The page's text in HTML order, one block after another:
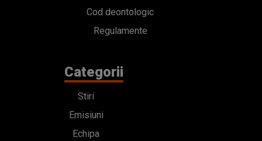
Cod deontologic
Regulamente
Categorii
Stiri
Emisiuni
Echipa